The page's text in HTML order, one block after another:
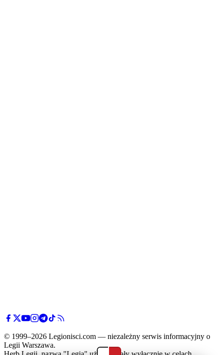
© 1999–2026 Legionisci.com — niezależny serwis informacyjny o
Legii Warszawa.